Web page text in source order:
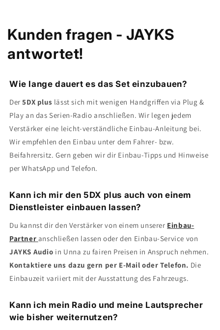
Kunden fragen - JAYKS
antwortet!
Wie lange dauert es das Set einzubauen?
Der5DX plus lässt sich mit wenigen Handgriffen via Plug &
Play an das Serien-Radio anschließen. Wir legen jedem
Verstärker eine leicht-verständliche Einbau-Anleitung bei.
Wir empfehlen den Einbau unter dem Fahrer- bzw.
Beifahrersitz. Gern geben wir dir Einbau-Tipps und Hinweise
per WhatsApp und Telefon.
Kann ich mir den 5DX plus auch von einem
Dienstleister einbauen lassen?
Du kannst dir den Verstärker von einem unserer Einbau-
Partner anschließen lassen oder den Einbau-Service von
JAYKS Audio in Unna zu fairen Preisen in Anspruch nehmen.
Kontaktiere uns dazu gern per E-Mail oder Telefon. Die
Einbauzeit variiert mit der Ausstattung des Fahrzeugs.
Kann ich mein Radio und meine Lautsprecher
wie bisher weiternutzen?